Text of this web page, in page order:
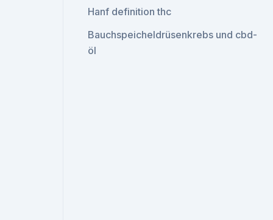
Hanf definition thc
Bauchspeicheldrüsenkrebs und cbd-
öl